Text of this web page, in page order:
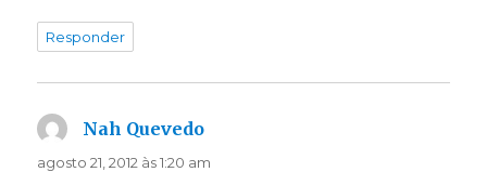
Responder
Nah Quevedo
agosto 21, 2012 às 1:20 am